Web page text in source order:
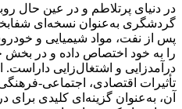
در دنیای پرتلاطم و در عین حال
گردشگری به‌عنوان نسخه‌ای
پس از نفت، مواد شیمیایی و
را به خود اختصاص داده و در
درآمدزایی و اشتغال‌زایی
تأثیرات اقتصادی، اجتماعی-
آن، به‌عنوان گزینه‌ای کلیدی برای